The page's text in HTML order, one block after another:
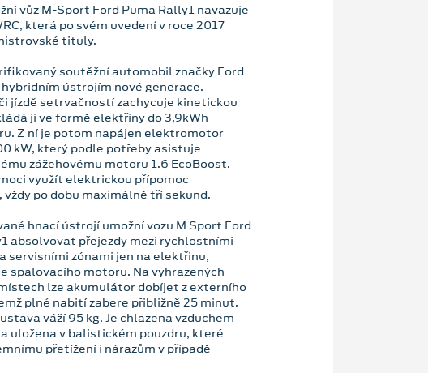
vůz M-Sport Ford Puma Rally1 navazuje
která po svém uvedení v roce 2017
tituly.
soutěžní automobil značky Ford
ústrojím nové generace.
jízdě setrvačností zachycuje kinetickou
ji ve formě elektřiny do 3,9kWh
Z ní je potom napájen elektromotor
kW, který podle potřeby asistuje
zážehovému motoru 1.6 EcoBoost.
využít elektrickou přípomoc
vždy po dobu maximálně tří sekund.
hnací ústrojí umožní vozu M Sport Ford
absolvovat přejezdy mezi rychlostními
servisními zónami jen na elektřinu,
spalovacího motoru. Na vyhrazených
lze akumulátor dobíjet z externího
plné nabití zabere přibližně 25 minut.
váží 95 kg. Je chlazena vzduchem
uložena v balistickém pouzdru, které
přetížení i nárazům v případě